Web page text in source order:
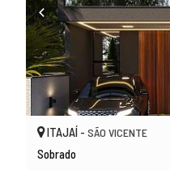
ITAJAÍ - SÃO VICENTE
Sobrado